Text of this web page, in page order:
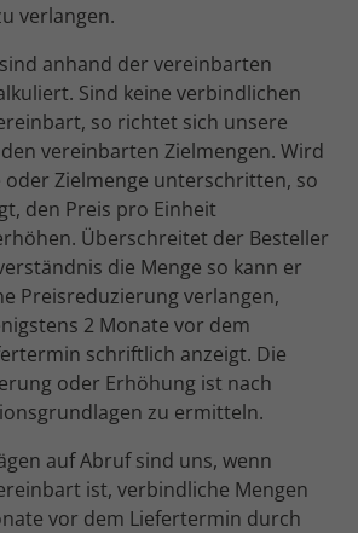
verlangen.
anhand der vereinbarten
Sind keine verbindlichen
so richtet sich unsere
vereinbarten Zielmengen. Wird
oder Zielmenge unterschritten, so
den Preis pro Einheit
Überschreitet der Besteller
die Menge so kann er
Preisreduzierung verlangen,
2 Monate vor dem
schriftlich anzeigt. Die
oder Erhöhung ist nach
zu ermitteln.
auf Abruf sind uns, wenn
ist, verbindliche Mengen
vor dem Liefertermin durch